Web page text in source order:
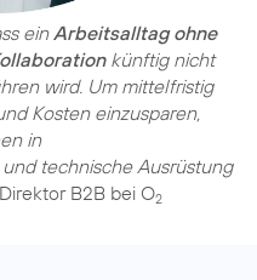
einArbeitsalltag ohne
künftig nicht
wird. Um mittelfristig
Kosten einzusparen,
in
technische Ausrüstung
B2B bei O2